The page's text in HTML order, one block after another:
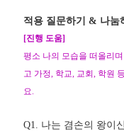
적용 질문하기& 나눔
[진행 도움]
평소 나의 모습을 떠올리
고 가정 학교 교회 학원
요
Q1. 나는 겸손의 왕이